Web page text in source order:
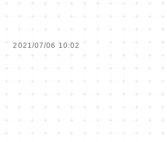
2021/07/06 10:02